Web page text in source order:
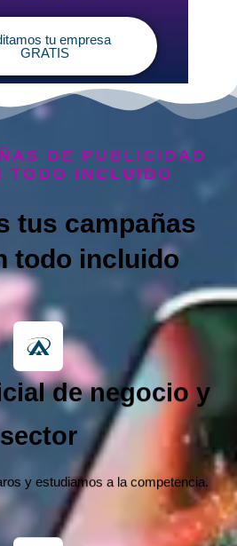
tu empresa
GRATIS
DE PUBLICIDAD
TODO INCLUIDO
tus campañas
todo incluido
de negocio y
sector
y estudiamos a la competencia.